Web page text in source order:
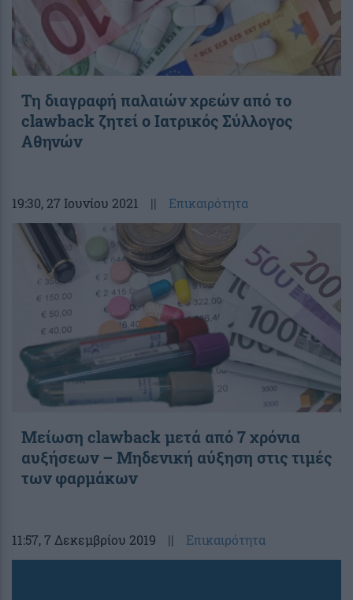
Τη διαγραφή παλαιών χρεών από το
clawback ζητεί ο Ιατρικός Σύλλογος
Αθηνών
19:30, 27 Ιουνίου 2021 || Επικαιρότητα
Μείωση clawback μετά από 7 χρόνια
αυξήσεων – Μηδενική αύξηση στις τιμές
των φαρμάκων
11:57, 7 Δεκεμβρίου 2019 || Επικαιρότητα